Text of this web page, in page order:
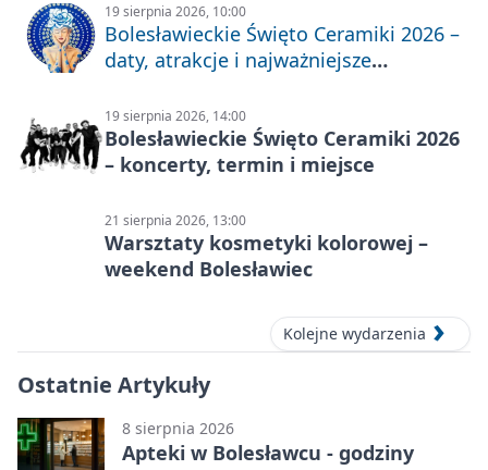
19 sierpnia 2026, 10:00
Bolesławieckie Święto Ceramiki 2026 –
daty, atrakcje i najważniejsze
19 sierpnia 2026, 14:00
Bolesławieckie Święto Ceramiki 2026
– koncerty, termin i miejsce
21 sierpnia 2026, 13:00
Warsztaty kosmetyki kolorowej –
weekend Bolesławiec
Kolejne wydarzenia
Ostatnie Artykuły
8 sierpnia 2026
Apteki w Bolesławcu - godziny